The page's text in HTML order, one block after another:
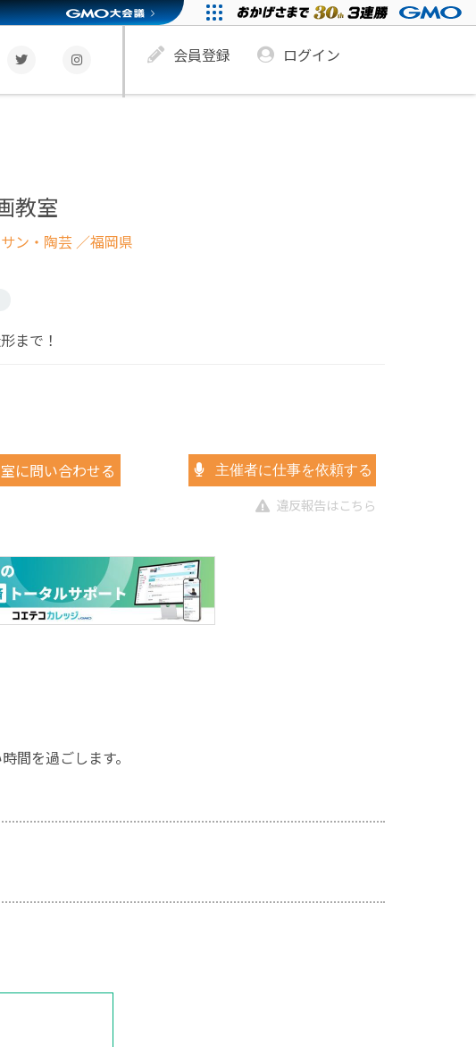
会員登録 ログイン
教室
ン・陶芸 ／福岡県
まで！
に問い合わせる 主催者に仕事を依頼する
違反報告はこちら
間を過ごします。